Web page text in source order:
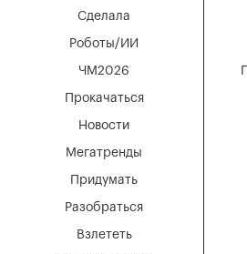
Мегатренды
Придумать
Разобраться
Взлететь
Новости
Сделала
Роботы/ИИ
ЧМ2026
Прокачаться